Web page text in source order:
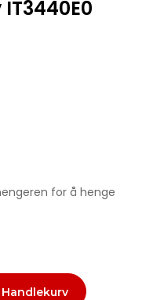
for å henge